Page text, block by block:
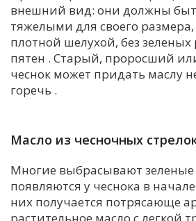
внешний вид: они должны
тяжелыми для своего размера,
плотной шелухой, без
пятен . Старый, проросший
чеснок может придать маслу
горечь .
Масло из чесночных
Многие выбрасывают зеленые
появляются у чеснока в
них получается потрясающе